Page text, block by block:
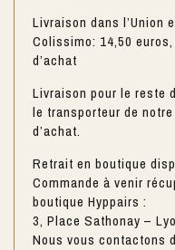
Livraison dans l’Union
Colissimo: 14,50
d’achat
Livraison pour le reste
le transporteur de
d’achat.
Retrait en boutique
Commande à venir
boutique Hyppairs :
3, Place Sathonay –
Nous vous contactons